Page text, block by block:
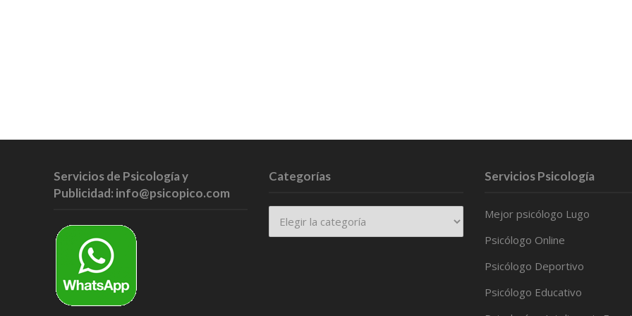
Servicios de Psicología y
Publicidad: info@psicopico.com
Categorías Servicios Psicología
Mejor psicólogo Lugo
Psicólogo Online
Psicólogo Deportivo
Psicólogo Educativo